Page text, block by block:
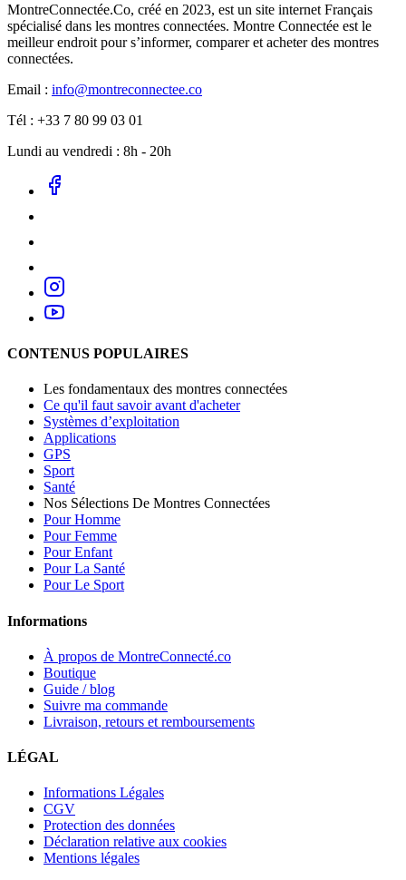
MontreConnectée.Co, créé en 2023, est un site internet Français
spécialisé dans les montres connectées. Montre Connectée est le
meilleur endroit pour s’informer, comparer et acheter des montres
connectées.
Email : info@montreconnectee.co
Tél : +33 7 80 99 03 01
Lundi au vendredi : 8h - 20h
CONTENUS POPULAIRES
Les fondamentaux des montres connectées
Ce qu'il faut savoir avant d'acheter
Systèmes d’exploitation
Applications
GPS
Sport
Santé
Nos Sélections De Montres Connectées
Pour Homme
Pour Femme
Pour Enfant
Pour La Santé
Pour Le Sport
Informations
À propos de MontreConnecté.co
Boutique
Guide / blog
Suivre ma commande
Livraison, retours et remboursements
LÉGAL
Informations Légales
CGV
Protection des données
Déclaration relative aux cookies
Mentions légales